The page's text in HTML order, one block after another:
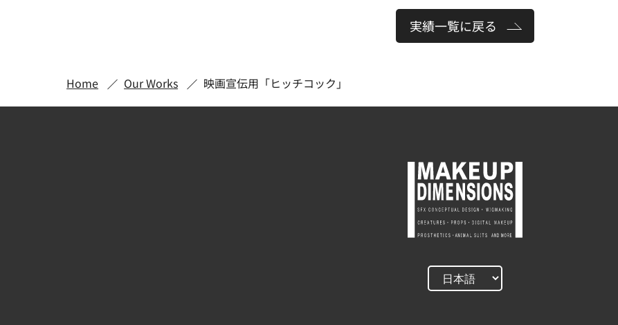
実績一覧に戻る
Home Our Works 映画宣伝用「ヒッチコック」